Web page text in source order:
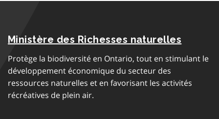
Ministère des Richesses naturelles
Protège la biodiversité en Ontario, tout en stimulant le
développement économique du secteur des
ressources naturelles et en favorisant les activités
récréatives de plein air.